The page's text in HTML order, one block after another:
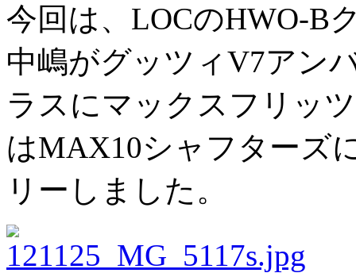
今回は、LOCのHWO-B
中嶋がグッツィV7アン
ラスにマックスフリッ
はMAX10シャフターズ
リーしました。